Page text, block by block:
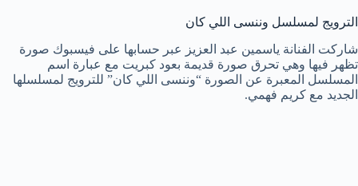
الترويج لمسلسل وننسى اللي كان
شاركت الفنانة ياسمين عبد العزيز عبر حسابها على فيسبوك صورة
تظهر فيها وهي تحرق صورة قديمة بعود كبريت مع عبارة اسم
المسلسل المعبرة عن الصورة “وننسى اللي كان” للترويج لمسلسلها
الجديد مع كريم فهمي.